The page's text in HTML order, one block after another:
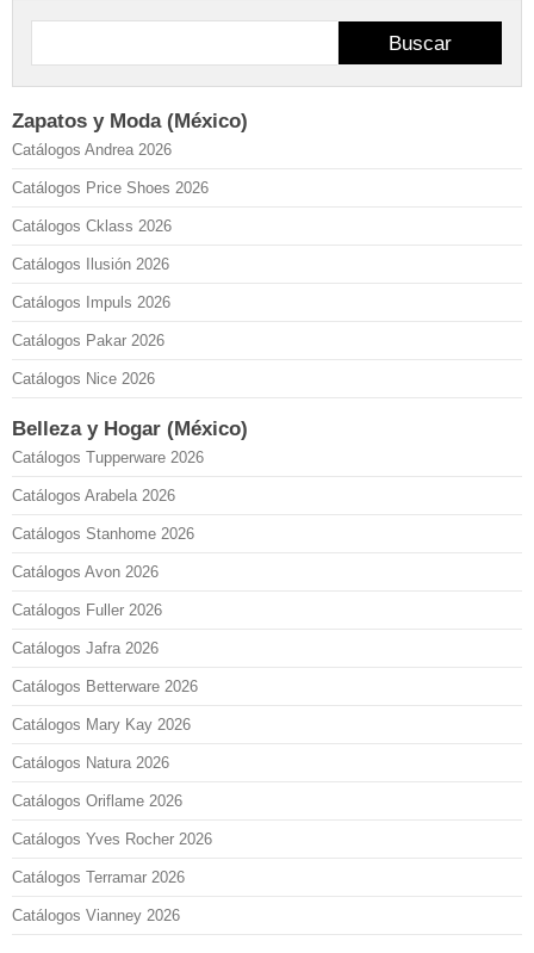
Buscar
Zapatos y Moda (México)
Catálogos Andrea 2026
Catálogos Price Shoes 2026
Catálogos Cklass 2026
Catálogos Ilusión 2026
Catálogos Impuls 2026
Catálogos Pakar 2026
Catálogos Nice 2026
Belleza y Hogar (México)
Catálogos Tupperware 2026
Catálogos Arabela 2026
Catálogos Stanhome 2026
Catálogos Avon 2026
Catálogos Fuller 2026
Catálogos Jafra 2026
Catálogos Betterware 2026
Catálogos Mary Kay 2026
Catálogos Natura 2026
Catálogos Oriflame 2026
Catálogos Yves Rocher 2026
Catálogos Terramar 2026
Catálogos Vianney 2026